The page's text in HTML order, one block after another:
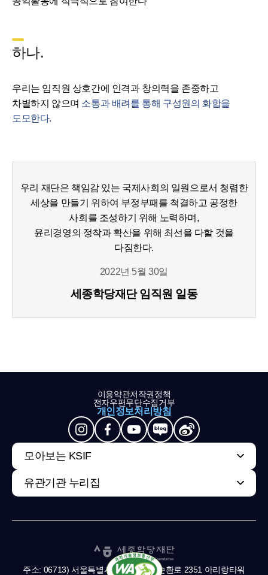
하나.
우리는 임직원 상호간에 인격과 창의력을 존중하고
차별하지 않으며 소통과 배려를 통해 구성원의 화합을
도모한다.
우리 재단은 책임감 있는 국제사회의 일원으로서 청렴한
세상을 만들기 위하여 부정부패를 척결하고 공정한
사회를 조성하기 위해 노력하며,
윤리경영의 정착과 확산을 위해 최선을 다할 것을
다짐한다.
2022년 5월 30일
세종학당재단 임직원 일동
이용약관저작권정책
전자우편무단수집거부
개인정보처리방침
모아보는 KSIF
유관기관 누리집
주소: 06713) 서울특별시 서초구 남부순환로 2351 아리랑타워